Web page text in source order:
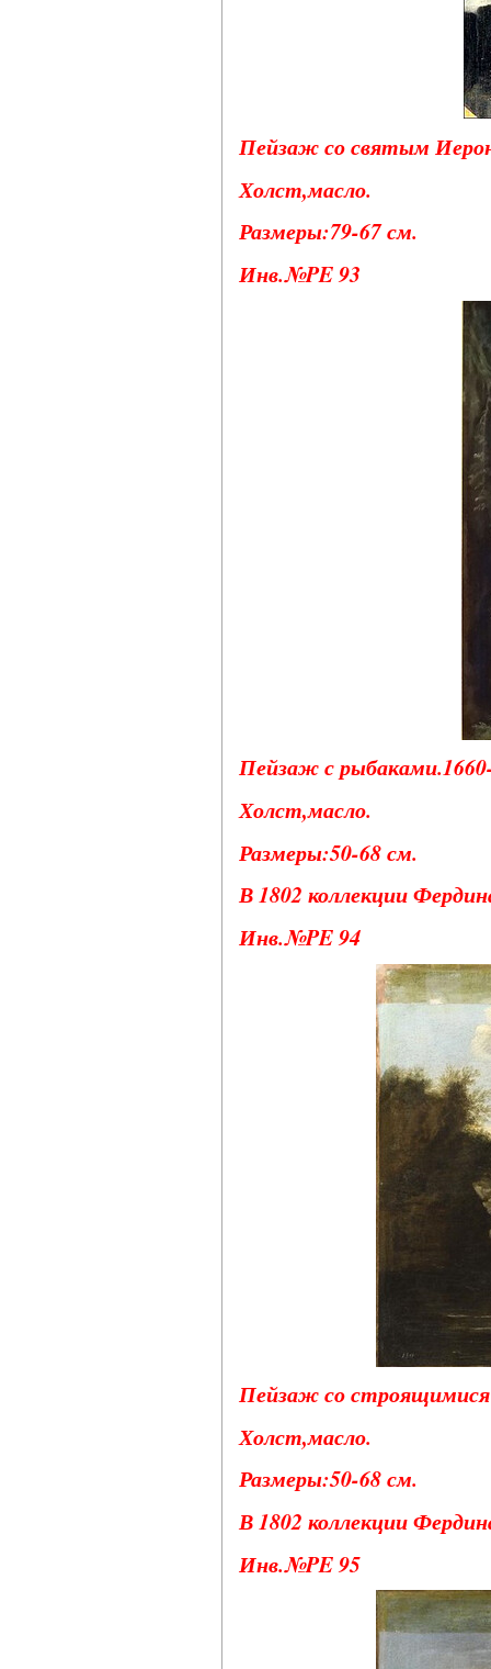
Пейзаж со святым
Холст,масло.
Размеры:79-67 см.
Инв.№PE 93
Пейзаж с рыбаками.1660-
Холст,масло.
Размеры:50-68 см.
В 1802 коллекции
Инв.№PE 94
Пейзаж со строящимися
Холст,масло.
Размеры:50-68 см.
В 1802 коллекции
Инв.№PE 95